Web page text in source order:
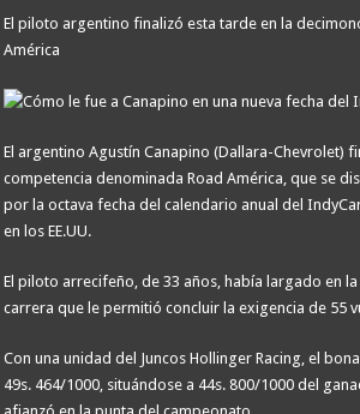
El piloto argentino finalizó esta tarde en la
América
El argentino Agustín Canapino (Dallara-Chevrolet)
competencia denominada Road América, que se
por la octava fecha del calendario anual del
en los EE.UU.
El piloto arrecifeño, de 33 años, había largado en
carrera que le permitió concluir la exigencia de 55
Con una unidad del Juncos Hollinger Racing, el
49s. 464/1000, situándose a 44s. 800/1000 del